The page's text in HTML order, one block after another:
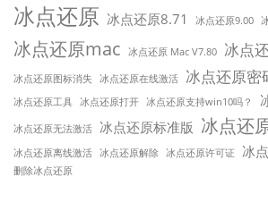
冰点还原 冰点还原8.71 冰点还原9.00
冰点还原mac 冰点还原 Mac V7.80 冰点
冰点还原图标消失 冰点还原在线激活 冰点还原密
冰点还原工具 冰点还原打开 冰点还原支持win10吗？
冰点还原无法激活 冰点还原标准版 冰点还
冰点还原离线激活 冰点还原解除 冰点还原许可证 冰
删除冰点还原